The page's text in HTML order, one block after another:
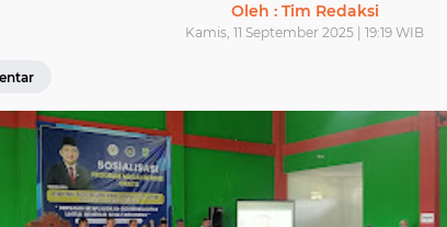
Oleh : Tim Redaksi
Kamis, 11 September 2025 | 19:19 WIB